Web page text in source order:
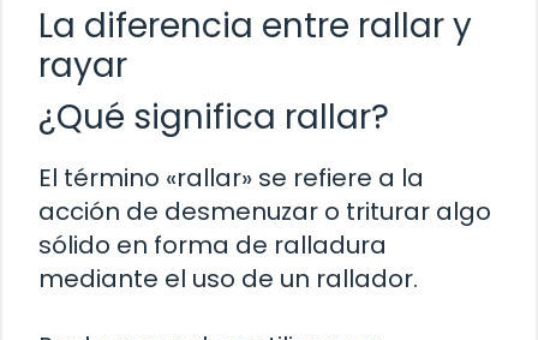
La diferencia entre rallar y
rayar
¿Qué significa rallar?
El término «rallar» se refiere a la
acción de desmenuzar o triturar algo
sólido en forma de ralladura
mediante el uso de un rallador.